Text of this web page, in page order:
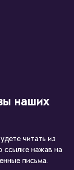
наших
читать из
ссылке нажав на
письма.